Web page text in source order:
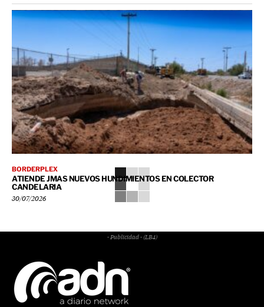
BORDERPLEX
ATIENDE JMAS NUEVOS HUNDIMIENTOS EN COLECTOR
CANDELARIA
30/07/2026
- Publicidad - (LB4)